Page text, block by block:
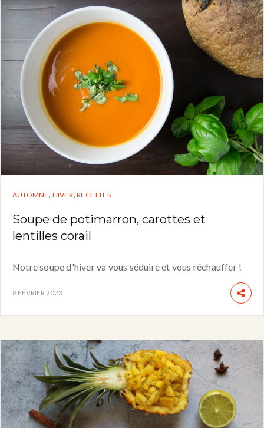
AUTOMNE, HIVER,RECETTES
Soupe de potimarron, carottes et
lentilles corail
Notre soupe d'hiver va vous séduire et vous réchauffer !
8 FÉVRIER 2023